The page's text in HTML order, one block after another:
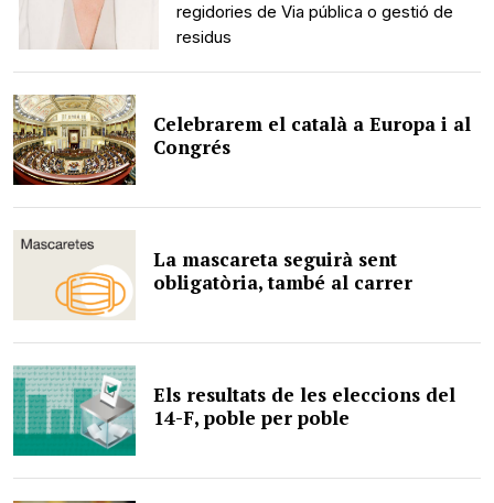
regidories de Via pública o gestió de
residus
Celebrarem el català a Europa i al
Congrés
La mascareta seguirà sent
obligatòria, també al carrer
Els resultats de les eleccions del
14-F, poble per poble